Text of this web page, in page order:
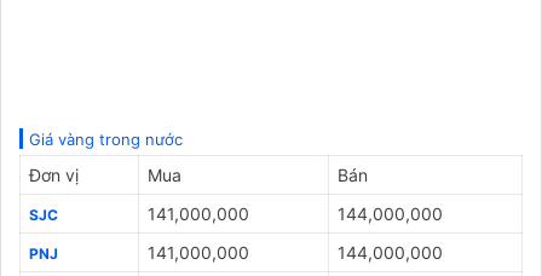
Giá vàng trong nước
Đơn vị Mua Bán
SJC 141,000,000 144,000,000
PNJ 141,000,000 144,000,000